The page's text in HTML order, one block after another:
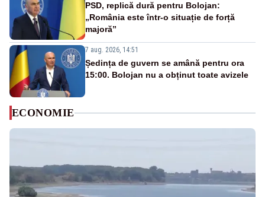
PSD, replică dură pentru Bolojan:
„România este într-o situație de forță
majoră”
7 aug. 2026, 14:51
Ședința de guvern se amână pentru ora
15:00. Bolojan nu a obținut toate avizele
ECONOMIE